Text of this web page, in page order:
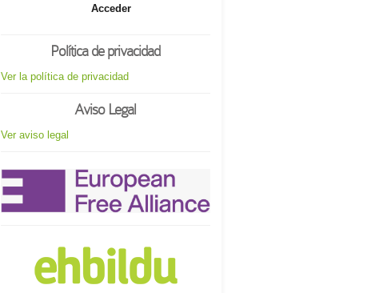
Acceder
Política de privacidad
Ver la política de privacidad
Aviso Legal
Ver aviso legal